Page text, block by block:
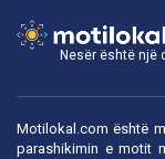
Nesër është një
Motilokal.com është
parashikimin e motit